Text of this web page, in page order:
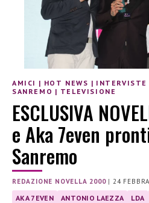
AMICI | HOT NEWS | INTERVISTE
SANREMO | TELEVISIONE
ESCLUSIVA
e Aka 7even
Sanremo
REDAZIONE NOVELLA 2000| 24
AKA 7EVEN ANTONIO LAEZZA LDA